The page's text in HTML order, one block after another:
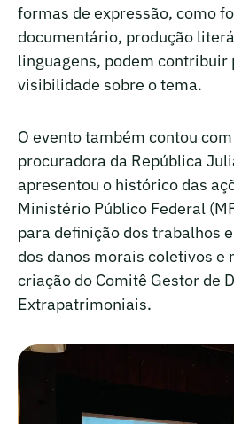
formas de expressão, como
documentário, produção
linguagens, podem contribuir
visibilidade sobre o tema.
O evento também contou
procuradora da República
apresentou o histórico das
Ministério Público Federal
para definição dos trabalhos
dos danos morais coletivos e
criação do Comitê Gestor de
Extrapatrimoniais.